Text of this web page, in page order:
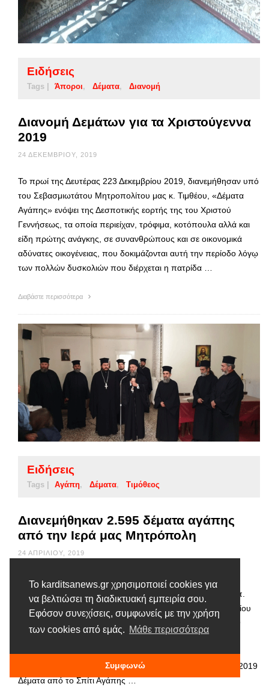
Το karditsanews.gr χρησιμοποιεί cookies για
να βελτιώσει τη διαδικτυακή εμπειρία σου.
Εφόσον συνεχίσεις, συμφωνείς με την χρήση
των cookies από εμάς. Μάθε περισσότερα
Συμφωνώ
Ειδήσεις
Tags | Άποροι Δέματα Διανομή
Διανομή Δεμάτων για τα Χριστούγεννα
2019
24 ΔΕΚΕΜΒΡΊΟΥ, 2019
Το πρωί της Δευτέρας 223 Δεκεμβρίου 2019, διανεμήθησαν υπό
του Σεβασμιωτάτου Μητροπολίτου μας κ. Τιμθέου, «Δέματα
Αγάπης» ενόψει της Δεσποτικής εορτής της του Χριστού
Γεννήσεως, τα οποία περιείχαν, τρόφιμα, κοτόπουλα αλλά και
είδη πρώτης ανάγκης, σε συνανθρώπους και σε οικονομικά
αδύνατες οικογένειας, που δοκιμάζονται αυτή την περίοδο λόγῳ
των πολλών δυσκολιών που διέρχεται η πατρίδα …
Διαβάστε περισσότερα
Ειδήσεις
Tags | Αγάπη Δέματα Τιμόθεος
Διανεμήθηκαν 2.595 δέματα αγάπης
από την Ιερά μας Μητρόπολη
24 ΑΠΡΙΛΊΟΥ, 2019
Ο Σεβασμιώτατος Μητροπολίτης μας κ. Τιμόθεος
συνοδευόμενος από τον Πανοσιολογιώτατο Αρχιμανδρίτη π.
Θεόκλητο Δήμου, υπεύθυνο του Γενικού Φιλοπτώχου Ταμείου
της Ιεράς μας Μητροπόλεως τη Μ. Τρίτη 23 Απριλίου 2019
μετέβη στο Σπίτι Αγάπης Καρδίτσης, όπου διένειμε τα
αναξιοπαθούντες αδερφούς μας. Διανομή Δεμάτων Πάσχα 2019
Δέματα από το Σπίτι Αγάπης …